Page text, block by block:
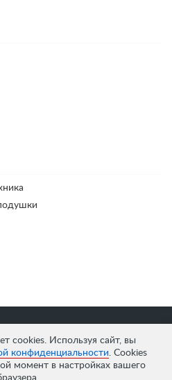
cookies. Используя сайт, вы
конфиденциальности. Cookies
момент в настройках вашего